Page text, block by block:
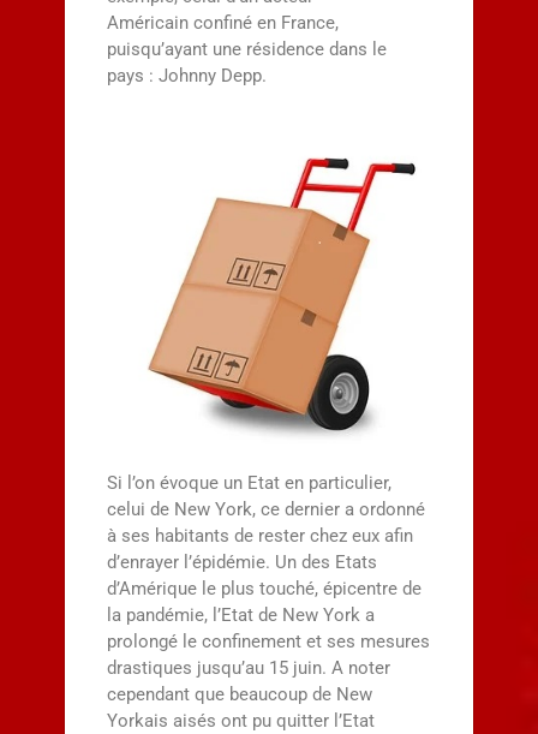
Américain confiné en France,
puisqu’ayant une résidence dans le
pays : Johnny Depp.
Si l’on évoque un Etat en particulier,
celui de New York, ce dernier a ordonné
à ses habitants de rester chez eux afin
d’enrayer l’épidémie. Un des Etats
d’Amérique le plus touché, épicentre de
la pandémie, l’Etat de New York a
prolongé le confinement et ses mesures
drastiques jusqu’au 15 juin. A noter
cependant que beaucoup de New
Yorkais aisés ont pu quitter l’Etat